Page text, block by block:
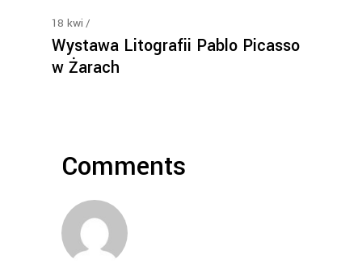
18 kwi
Wystawa Litografii Pablo Picasso
w Żarach
Comments